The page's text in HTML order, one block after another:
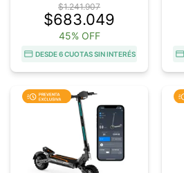
$1.241.907
$683.049
45% OFF
DESDE 6 CUOTAS SIN INTERÉS